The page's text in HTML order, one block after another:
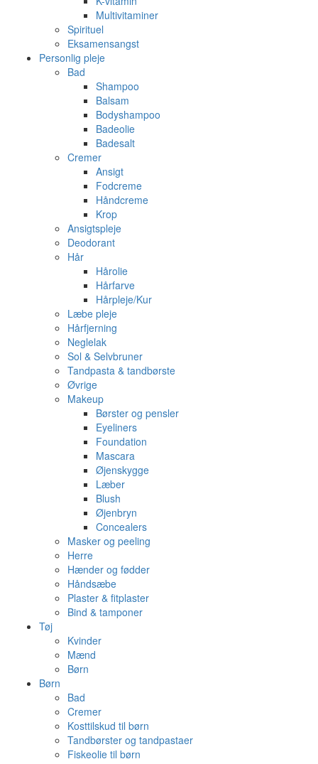
Multivitaminer
Spirituel
Eksamensangst
Personlig pleje
Bad
Shampoo
Balsam
Bodyshampoo
Badeolie
Badesalt
Cremer
Ansigt
Fodcreme
Håndcreme
Krop
Ansigtspleje
Deodorant
Hår
Hårolie
Hårfarve
Hårpleje/Kur
Læbe pleje
Hårfjerning
Neglelak
Sol & Selvbruner
Tandpasta & tandbørste
Øvrige
Makeup
Børster og pensler
Eyeliners
Foundation
Mascara
Øjenskygge
Læber
Blush
Øjenbryn
Concealers
Masker og peeling
Herre
Hænder og fødder
Håndsæbe
Plaster & fitplaster
Bind & tamponer
Tøj
Kvinder
Mænd
Børn
Børn
Bad
Cremer
Kosttilskud til børn
Tandbørster og tandpastaer
Fiskeolie til børn